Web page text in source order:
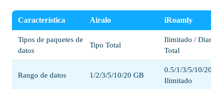
Característica Airalo iRoamly
Tipos de paquetes de
datos
Tipo Total
Ilimitado / Diario /
Total
Rango de datos 1/2/3/5/10/20 GB
0.5/1/3/5/10/20/
Ilimitado